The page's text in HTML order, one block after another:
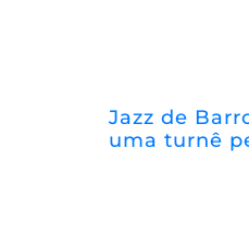
Jazz de
uma turnê